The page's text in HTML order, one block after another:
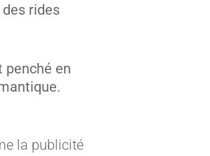
rides
penché en
la publicité